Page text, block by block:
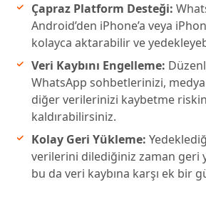
Çapraz Platform Desteği:
Android’den iPhone’a veya
kolayca aktarabilir ve
Veri Kaybını Engelleme:
WhatsApp sohbetlerinizi, medya
diğer verilerinizi kaybetme
kaldırabilirsiniz.
Kolay Geri Yükleme:
verilerini dilediğiniz zaman geri
bu da veri kaybına karşı ek bir